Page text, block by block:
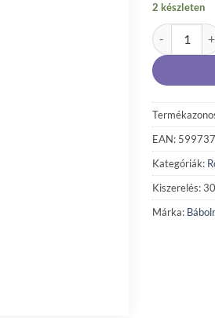
2 készleten
PROTECT
EAN:
Kategóriák:
Kiszerelés:
Márka: